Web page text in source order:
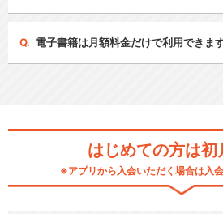
電子書籍は月額料金だけで利用できま
はじめての方は初
※アプリから入会いただく場合は入